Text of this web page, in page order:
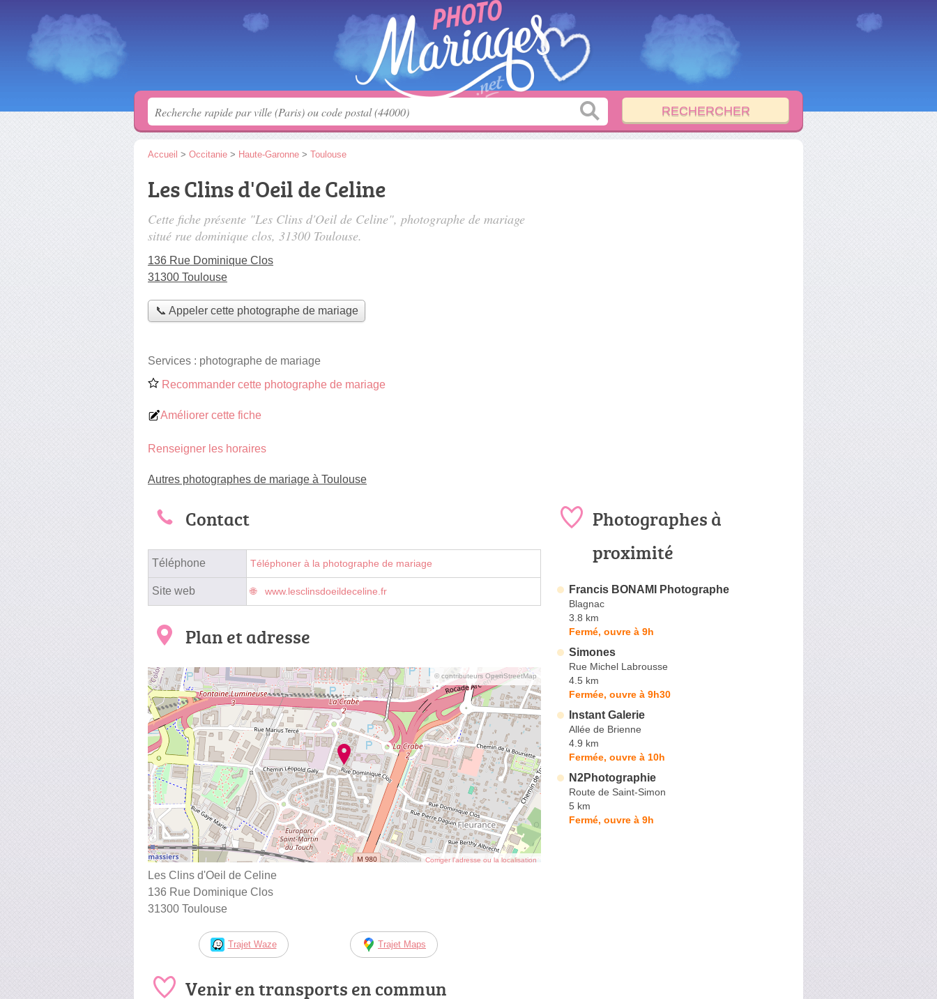
Accueil > Occitanie > Haute-Garonne > Toulouse
Les Clins d'Oeil de Celine
Cette fiche présente "Les Clins d'Oeil de Celine", photographe de mariage
situé rue dominique clos, 31300 Toulouse.
136 Rue Dominique Clos
31300 Toulouse
📞 Appeler cette photographe de mariage
Services : photographe de mariage
Recommander cette photographe de mariage
Améliorer cette fiche
Renseigner les horaires
Autres photographes de mariage à Toulouse
Contact
Téléphone Téléphoner à la photographe de mariage
Site web www.lesclinsdoeildeceline.fr
Plan et adresse
© contributeurs OpenStreetMap
Corriger l’adresse ou la localisation
Les Clins d'Oeil de Celine
136 Rue Dominique Clos
31300 Toulouse
Trajet Waze Trajet Maps
Venir en transports en commun
Photographes à
proximité
Francis BONAMI Photographe
Blagnac
3.8 km
Fermé, ouvre à 9h
Simones
Rue Michel Labrousse
4.5 km
Fermée, ouvre à 9h30
Instant Galerie
Allée de Brienne
4.9 km
Fermée, ouvre à 10h
N2Photographie
Route de Saint-Simon
5 km
Fermé, ouvre à 9h